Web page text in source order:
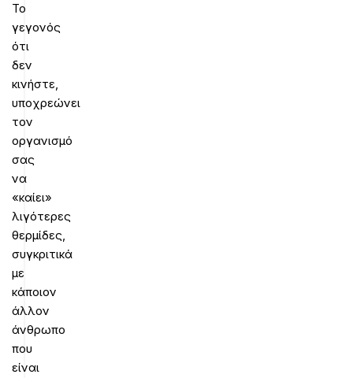
Το
γεγονός
ότι
δεν
κινήστε,
υποχρεώνει
τον
οργανισμό
σας
να
«καίει»
λιγότερες
θερμίδες,
συγκριτικά
με
κάποιον
άλλον
άνθρωπο
που
είναι